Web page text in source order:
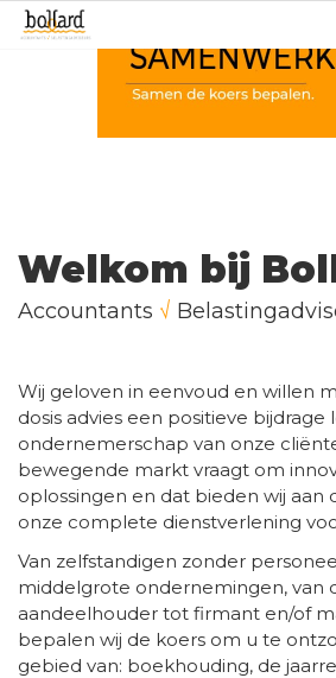
Bollard zeker!
√Wordt u behandeld als
nummer? Bollard levert
dienstverlening op maat!
transparante
Welkom bij
Accountants √
Wij geloven in eenvoud en willen
dosis advies een positieve
ondernemerschap van onze
bewegende markt vraagt om
oplossingen en dat bieden wij aan
onze complete dienstverlening
Van zelfstandigen zonder
middelgrote ondernemingen, van
aandeelhouder tot firmant en/of
bepalen wij de koers om u te
gebied van: boekhouding, de